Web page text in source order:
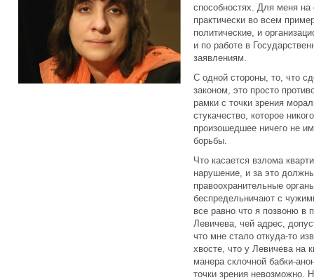
способностях. Для меня
практически во всем
политические, и
и по работе в
заявлениям.
С одной стороны, то, что
законом, это просто
рамки с точки зрения
стукачество, которое
произошедшее ничего не
борьбы.
Что касается взлома
нарушение, и за это
правоохранительные
беспредельничают с
все равно что я позвоню в
Левичева, чей адрес,
что мне стало откуда-то
хвосте, что у Левичева на
манера склочной бабки-
точки зрения невозможно.